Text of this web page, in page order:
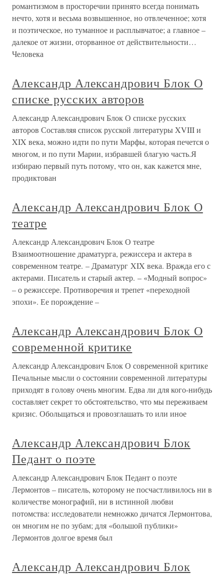
романтизмом в просторечии принято всегда понимать
нечто, хотя и весьма возвышенное, но отвлеченное; хотя
и поэтическое, но туманное и расплывчатое; а главное –
далекое от жизни, оторванное от действительности…
Человека
Александр Александрович Блок О
списке русских авторов
Александр Александрович Блок О списке русских
авторов Составляя список русской литературы XVIII и
XIX века, можно идти по пути Марфы, которая печется о
многом, и по пути Марии, избравшей благую часть.Я
избираю первый путь потому, что он, как кажется мне,
продиктован
Александр Александрович Блок О
театре
Александр Александрович Блок О театре
Взаимоотношение драматурга, режиссера и актера в
современном театре. – Драматург XIX века. Вражда его с
актерами. Писатель и старый актер. – «Модный вопрос»
– о режиссере. Противоречия и трепет «переходной
эпохи». Ее порождение –
Александр Александрович Блок О
современной критике
Александр Александрович Блок О современной критике
Печальные мысли о состоянии современной литературы
приходят в голову очень многим. Едва ли для кого-нибудь
составляет секрет то обстоятельство, что мы переживаем
кризис. Обольщаться и провозглашать то или иное
Александр Александрович Блок
Педант о поэте
Александр Александрович Блок Педант о поэте
Лермонтов – писатель, которому не посчастливилось ни в
количестве монографий, ни в истинной любви
потомства: исследователи немножко дичатся Лермонтова,
он многим не по зубам; для «большой публики»
Лермонтов долгое время был
Александр Александрович Блок